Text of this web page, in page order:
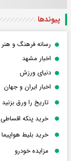
پیوندها
رسانه فرهنگ و هنر
اخبار مشهد
دنیای ورزش
اخبار ایران و جهان
تاریخ را ورق بزنید
خرید پنکه اقساطی
خرید بلیط هواپیما
مزایده خودرو